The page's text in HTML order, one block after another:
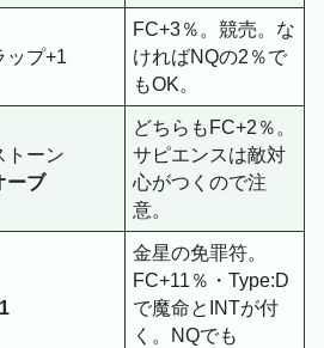
ップ+1
FC+3％。競売。な
ければNQの2％で
もOK。
トーン
ーブ
どちらもFC+2％。
サピエンスは敵対
心がつくので注
意。
金星の免罪符。
FC+11％・Type:D
で魔命とINTが付
く。NQでも